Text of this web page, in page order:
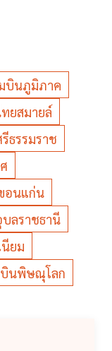
บินภูมิภาค
ทยสมายล์
ธรรมราช
อนแก่น
ลราชธานี
ยม
นพิษณุโลก